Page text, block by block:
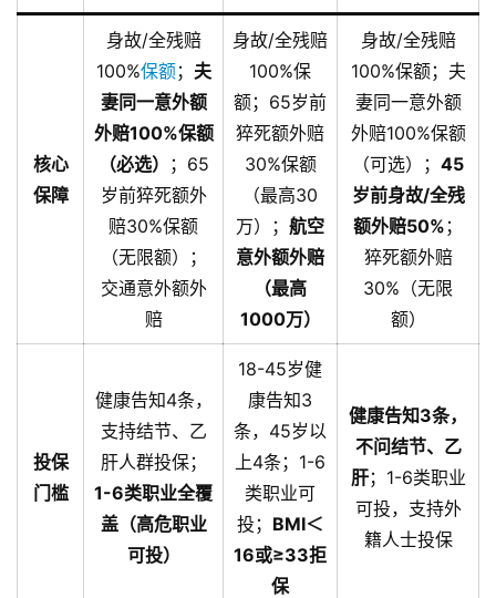
核心
保障
身故/全残赔
100%保额； 夫
妻同一意外额
外赔100%保额
（必选）
；65
岁前猝死额外
赔30%保额
（无限额）；
交通意外额外
赔
身故/全残赔
100%保
额；65岁前
猝死额外赔
30%保额
（最高30
万）； 航空
意外额外赔
（最高
1000万）
身故/全残赔
100%保额；夫
妻同一意外额
外赔100%保额
（可选）； 45
岁前身故/全残
额外赔50% ；
猝死额外赔
30%（无限
额）
投保
门槛
健康告知4条，
支持结节、乙
肝人群投保；
1-6类职业全覆
盖（高危职业
可投）
18-45岁健
康告知3
条，45岁以
上4条；1-6
类职业可
投； BMI＜
16或≥33拒
保
健康告知3条，
不问结节、乙
肝；1-6类职业
可投，支持外
籍人士投保